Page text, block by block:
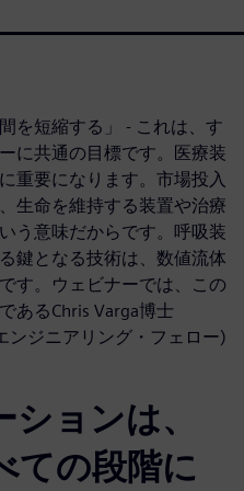
を短縮する」 - これは、す
に共通の目標です。医療装
重要になります。市場投入
生命を維持する装置や治療
う意味だからです。呼吸装
鍵となる技術は、数値流体
す。ウェビナーでは、この
あるChris Varga博士
ンジニアリング・フェロー)
ョンは、
ての段階に